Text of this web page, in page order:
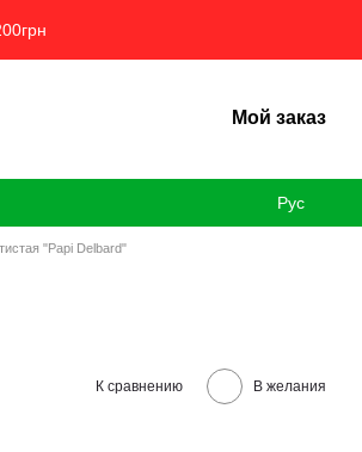
Мой заказ
Рус
"Papi Delbard"
К сравнению В желания